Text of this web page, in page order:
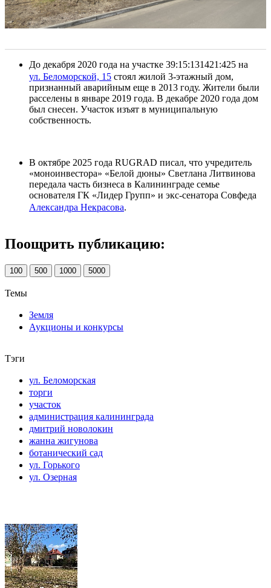
До декабря 2020 года на участке 39:15:131421:425 на
ул. Беломорской, 15 стоял жилой 3-этажный дом,
признанный аварийным еще в 2013 году. Жители были
расселены в январе 2019 года. В декабре 2020 года дом
был снесен. Участок изъят в муниципальную
собственность.
В октябре 2025 года RUGRAD писал, что учредитель
«моноинвестора» «Белой дюны» Светлана Литвинова
передала часть бизнеса в Калининграде семье
основателя ГК «Лидер Групп» и экс-сенатора Совфеда
Александра Некрасова.
Поощрить публикацию:
100 500 1000 5000
Темы
Земля
Аукционы и конкурсы
Тэги
ул. Беломорская
торги
участок
администрация калининграда
дмитрий новолокин
жанна жигунова
ботанический сад
ул. Горького
ул. Озерная